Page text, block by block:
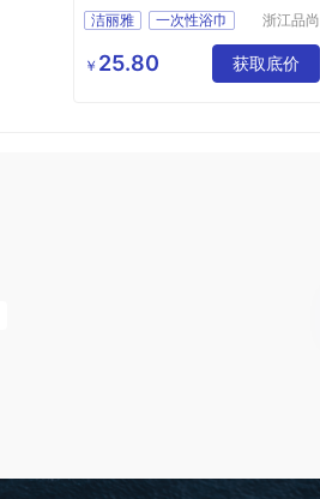
澡毛巾
洁丽雅
一次性浴巾
洗澡毛巾
浙江品尚
公司
￥ 25.80 获取底价